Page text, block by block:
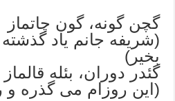
گچن گونه، گون چاتماز
(شریفه جانم یاد
بخیر)
گئدر دوران، بئله قالماز
(این روزام می گذره و